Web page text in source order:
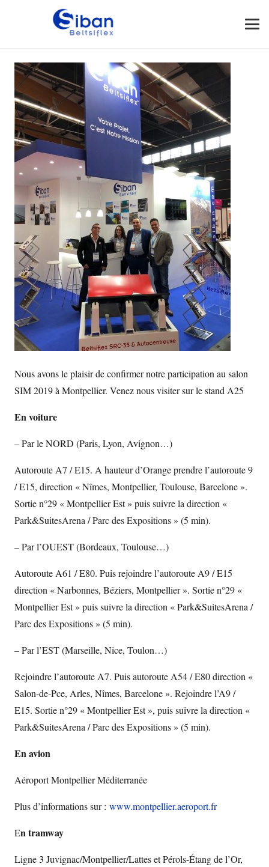
Nous avons le plaisir de confirmer notre participation au salon
SIM 2019 à Montpellier. Venez nous visiter sur le stand A25
En voiture
– Par le NORD (Paris, Lyon, Avignon…)
Autoroute A7 / E15. A hauteur d’Orange prendre l’autoroute 9
/ E15, direction « Nîmes, Montpellier, Toulouse, Barcelone ».
Sortie n°29 « Montpellier Est » puis suivre la direction «
Park&SuitesArena / Parc des Expositions » (5 min).
– Par l’OUEST (Bordeaux, Toulouse…)
Autoroute A61 / E80. Puis rejoindre l’autoroute A9 / E15
direction « Narbonnes, Béziers, Montpellier ». Sortie n°29 «
Montpellier Est » puis suivre la direction « Park&SuitesArena /
Parc des Expositions » (5 min).
– Par l’EST (Marseille, Nice, Toulon…)
Rejoindre l’autoroute A7. Puis autoroute A54 / E80 direction «
Salon-de-Pce, Arles, Nîmes, Barcelone ». Rejoindre l’A9 /
E15. Sortie n°29 « Montpellier Est », puis suivre la direction «
Park&SuitesArena / Parc des Expositions » (5 min).
En avion
Aéroport Montpellier Méditerranée
Plus d’informations sur : www.montpellier.aeroport.fr
En tramway
Ligne 3 Juvignac/Montpellier/Lattes et Pérols-Étang de l’Or,